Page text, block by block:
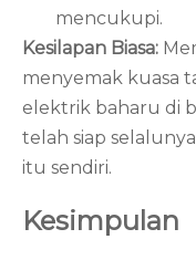
mencukupi.
Kesilapan Biasa:
menyemak kuasa
elektrik baharu di
telah siap
itu sendiri.
Kesimpulan